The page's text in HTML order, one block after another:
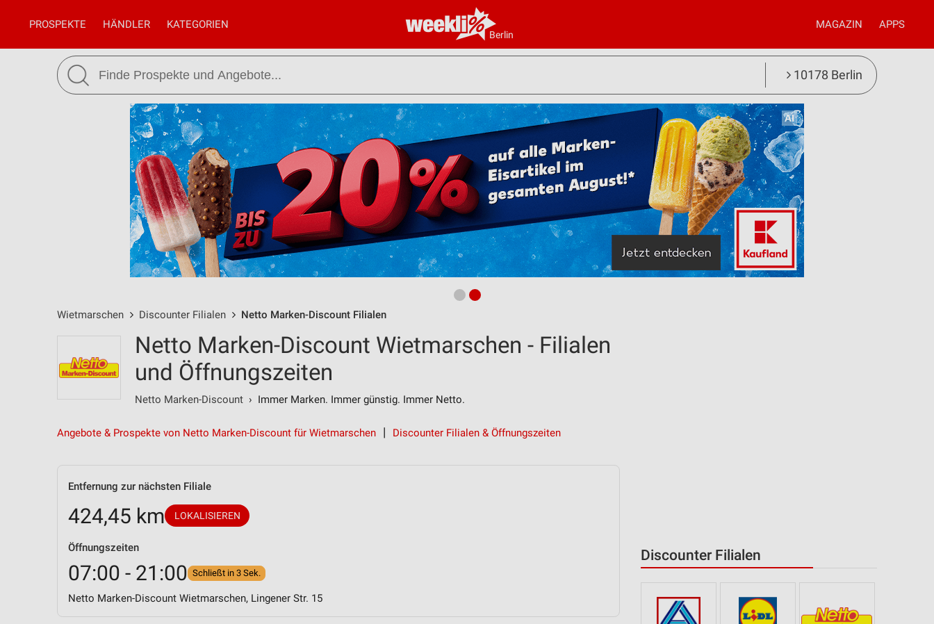
Berlin
PROSPEKTE HÄNDLER KATEGORIEN MAGAZIN APPS
10178 Berlin
Wietmarschen Discounter Filialen Netto Marken-Discount Filialen
Discounter Filialen
Netto Marken-Discount Wietmarschen - Filialen
und Öffnungszeiten
Netto Marken-Discount › Immer Marken. Immer günstig. Immer Netto.
Angebote & Prospekte von Netto Marken-Discount für Wietmarschen Discounter Filialen & Öffnungszeiten
Entfernung zur nächsten Filiale
424,45 km LOKALISIEREN
Öffnungszeiten
07:00 - 21:00 Schließt in 3 Sek.
Netto Marken-Discount Wietmarschen, Lingener Str. 15